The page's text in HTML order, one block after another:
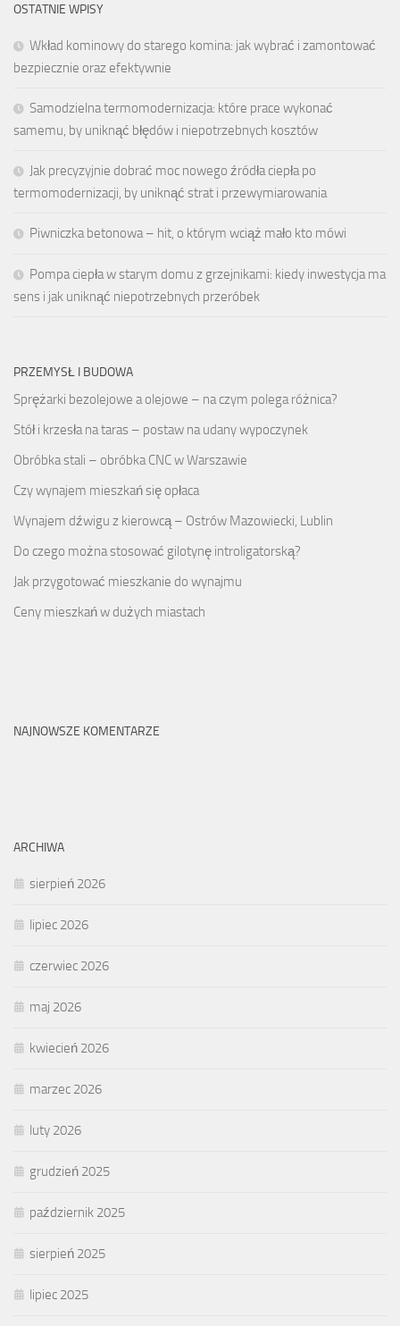
OSTATNIE WPISY
Wkład kominowy do starego komina: jak wybrać i zamontować
bezpiecznie oraz efektywnie
Samodzielna termomodernizacja: które prace wykonać
samemu, by uniknąć błędów i niepotrzebnych kosztów
Jak precyzyjnie dobrać moc nowego źródła ciepła po
termomodernizacji, by uniknąć strat i przewymiarowania
Piwniczka betonowa – hit, o którym wciąż mało kto mówi
Pompa ciepła w starym domu z grzejnikami: kiedy inwestycja ma
sens i jak uniknąć niepotrzebnych przeróbek
PRZEMYSŁ I BUDOWA
Sprężarki bezolejowe a olejowe – na czym polega różnica?
Stół i krzesła na taras – postaw na udany wypoczynek
Obróbka stali – obróbka CNC w Warszawie
Czy wynajem mieszkań się opłaca
Wynajem dźwigu z kierowcą – Ostrów Mazowiecki, Lublin
Do czego można stosować gilotynę introligatorską?
Jak przygotować mieszkanie do wynajmu
Ceny mieszkań w dużych miastach
NAJNOWSZE KOMENTARZE
ARCHIWA
sierpień 2026
lipiec 2026
czerwiec 2026
maj 2026
kwiecień 2026
marzec 2026
luty 2026
grudzień 2025
październik 2025
sierpień 2025
lipiec 2025